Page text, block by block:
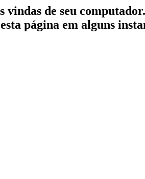
de seu
página em alguns